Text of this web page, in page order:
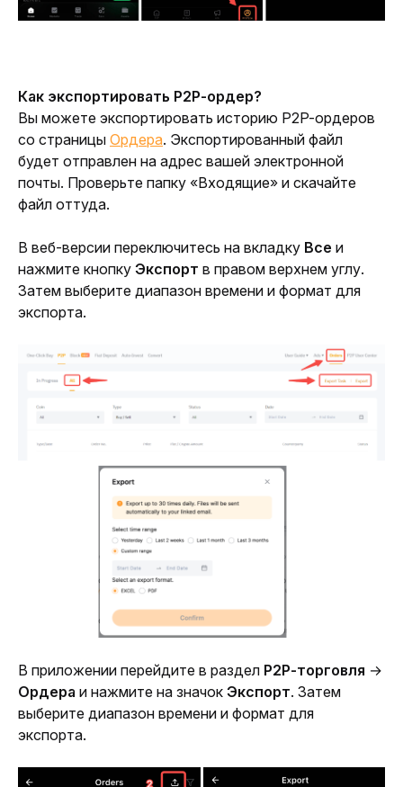
Как экспортировать P2P-ордер?
Вы можете экспортировать историю P2P-ордеров
со страницы Ордера. Экспортированный файл
будет отправлен на адрес вашей электронной
почты. Проверьте папку «Входящие» и скачайте
файл оттуда.
В веб-версии переключитесь на вкладку Все и
нажмите кнопку Экспорт в правом верхнем углу.
Затем выберите диапазон времени и формат для
экспорта.
В приложении перейдите в раздел P2P-торговля
Ордера и нажмите на значок Экспорт. Затем
выберите диапазон времени и формат для
экспорта.